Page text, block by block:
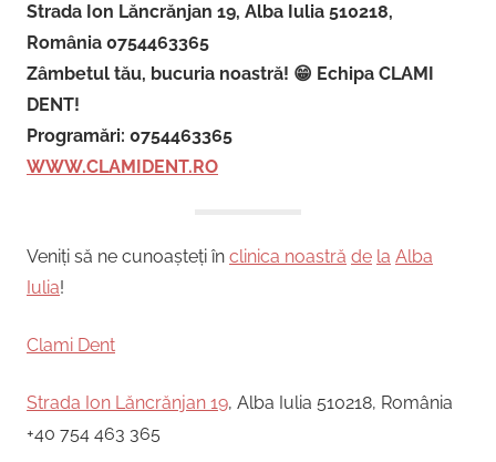
Strada Ion Lăncrănjan 19, Alba Iulia 510218,
România 0754463365
Zâmbetul tău, bucuria noastră! 😁 Echipa CLAMI
DENT!
Programări: 0754463365
WWW.CLAMIDENT.RO
Veniți să ne cunoașteți în clinica noastră de la Alba
Iulia!
Clami Dent
Strada Ion Lăncrănjan 19, Alba Iulia 510218, România
+40 754 463 365